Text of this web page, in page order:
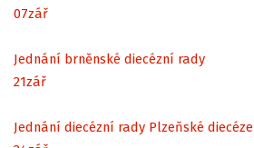
07zář
Jednání brněnské diecézní rady
21zář
Jednání diecézní rady Plzeňské diecéze